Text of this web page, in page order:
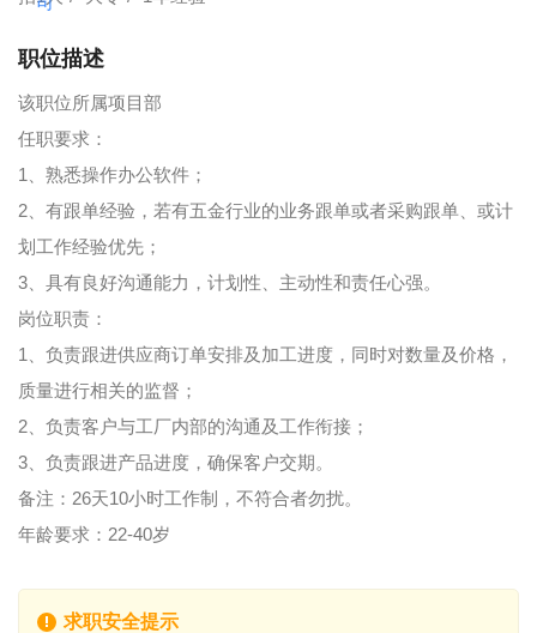
职位描述
该职位所属项目部
任职要求：
1、熟悉操作办公软件；
2、有跟单经验，若有五金行业的业务跟单或者采购跟单、或计
划工作经验优先；
3、具有良好沟通能力，计划性、主动性和责任心强。
岗位职责：
1、负责跟进供应商订单安排及加工进度，同时对数量及价格，
质量进行相关的监督；
2、负责客户与工厂内部的沟通及工作衔接；
3、负责跟进产品进度，确保客户交期。
备注：26天10小时工作制，不符合者勿扰。
年龄要求：22-40岁
求职安全提示